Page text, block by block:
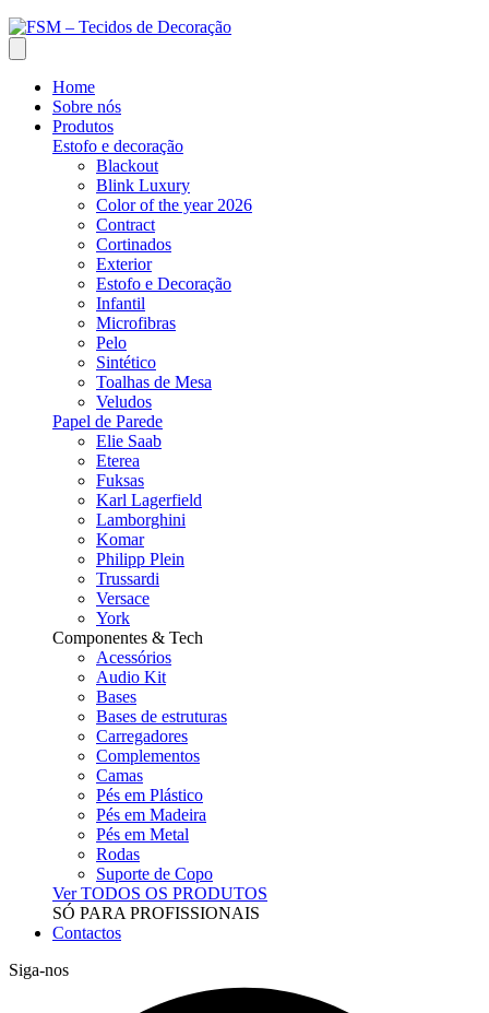
Home
Sobre nós
Produtos
Estofo e decoração
Blackout
Blink Luxury
Color of the year 2026
Contract
Cortinados
Exterior
Estofo e Decoração
Infantil
Microfibras
Pelo
Sintético
Toalhas de Mesa
Veludos
Papel de Parede
Elie Saab
Eterea
Fuksas
Karl Lagerfield
Lamborghini
Komar
Philipp Plein
Trussardi
Versace
York
Componentes & Tech
Acessórios
Audio Kit
Bases
Bases de estruturas
Carregadores
Complementos
Camas
Pés em Plástico
Pés em Madeira
Pés em Metal
Rodas
Suporte de Copo
Ver TODOS OS PRODUTOS
SÓ PARA PROFISSIONAIS
Contactos
Siga-nos